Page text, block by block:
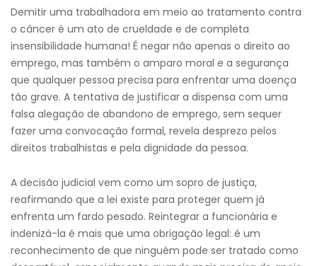
Demitir uma trabalhadora em meio ao tratamento contra
o câncer é um ato de crueldade e de completa
insensibilidade humana! É negar não apenas o direito ao
emprego, mas também o amparo moral e a segurança
que qualquer pessoa precisa para enfrentar uma doença
tão grave. A tentativa de justificar a dispensa com uma
falsa alegação de abandono de emprego, sem sequer
fazer uma convocação formal, revela desprezo pelos
direitos trabalhistas e pela dignidade da pessoa.
A decisão judicial vem como um sopro de justiça,
reafirmando que a lei existe para proteger quem já
enfrenta um fardo pesado. Reintegrar a funcionária e
indenizá-la é mais que uma obrigação legal: é um
reconhecimento de que ninguém pode ser tratado como